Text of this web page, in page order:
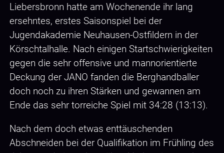
Liebersbronn hatte am Wochenende ihr lang
ersehntes, erstes Saisonspiel bei der
Jugendakademie Neuhausen-Ostfildern in der
Körschtalhalle. Nach einigen Startschwierigkeiten
gegen die sehr offensive und mannorientierte
Deckung der JANO fanden die Berghandballer
doch noch zu ihren Stärken und gewannen am
Ende das sehr torreiche Spiel mit 34:28 (13:13).
Nach dem doch etwas enttäuschenden
Abschneiden bei der Qualifikation im Frühling des